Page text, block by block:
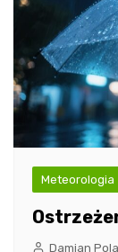
Meteorologia
Damian